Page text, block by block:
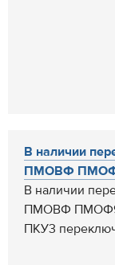
В наличии
ПМОВФ
В наличии
ПМОВФ
ПКУ3